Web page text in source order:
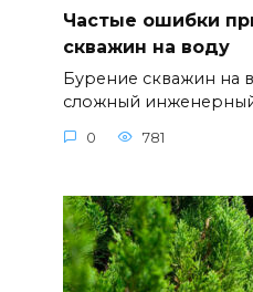
Частые ошибки
скважин на воду
Бурение скважин на
сложный
0 781